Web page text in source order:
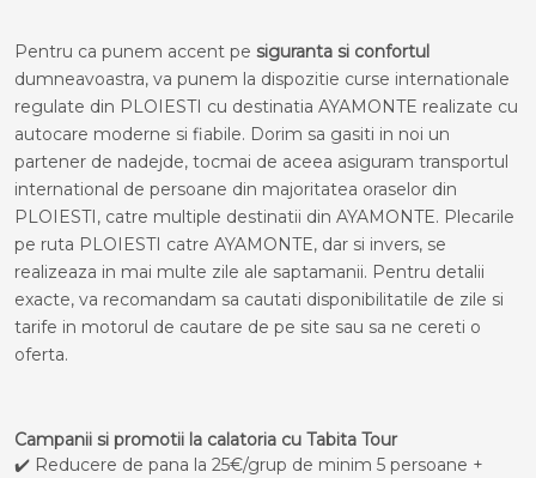
Pentru ca punem accent pe siguranta si confortul
dumneavoastra, va punem la dispozitie curse internationale
regulate din PLOIESTI cu destinatia AYAMONTE realizate cu
autocare moderne si fiabile. Dorim sa gasiti in noi un
partener de nadejde, tocmai de aceea asiguram transportul
international de persoane din majoritatea oraselor din
PLOIESTI, catre multiple destinatii din AYAMONTE. Plecarile
pe ruta PLOIESTI catre AYAMONTE, dar si invers, se
realizeaza in mai multe zile ale saptamanii. Pentru detalii
exacte, va recomandam sa cautati disponibilitatile de zile si
tarife in motorul de cautare de pe site sau sa ne cereti o
oferta.
Campanii si promotii la calatoria cu Tabita Tour
✔️ Reducere de pana la 25€/grup de minim 5 persoane +